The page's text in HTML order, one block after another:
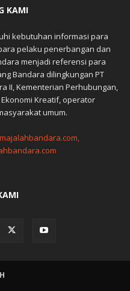
KAMI
kebutuhan informasi para
pelaku penerbangan dan
menjadi referensi para
Bandara dilingkungan PT
II, Kementerian Perhubungan,
Kreatif, operator
umum.